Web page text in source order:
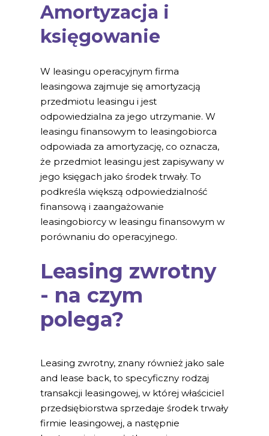
Amortyzacja i
księgowanie
W leasingu operacyjnym firma
leasingowa zajmuje się amortyzacją
przedmiotu leasingu i jest
odpowiedzialna za jego utrzymanie. W
leasingu finansowym to leasingobiorca
odpowiada za amortyzację, co oznacza,
że przedmiot leasingu jest zapisywany w
jego księgach jako środek trwały. To
podkreśla większą odpowiedzialność
finansową i zaangażowanie
leasingobiorcy w leasingu finansowym w
porównaniu do operacyjnego.
Leasing zwrotny
- na czym
polega?
Leasing zwrotny, znany również jako sale
and lease back, to specyficzny rodzaj
transakcji leasingowej, w której właściciel
przedsiębiorstwa sprzedaje środek trwały
firmie leasingowej, a następnie